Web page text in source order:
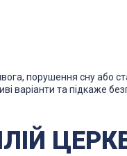
порушення сну або
варіанти та підкаже